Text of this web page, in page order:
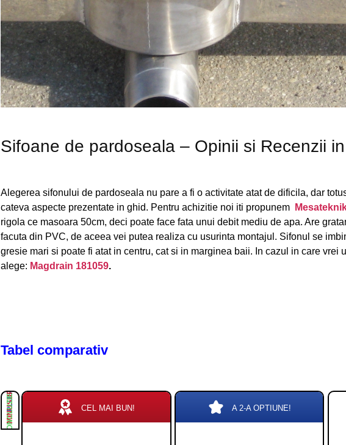
Sifoane de pardoseala – Opinii si Recenzii
Alegerea sifonului de pardoseala nu pare a fi o activitate atat de dificila, dar
cateva aspecte prezentate in ghid. Pentru achizitie noi iti propunem
rigola ce masoara 50cm, deci poate face fata unui debit mediu de apa. Are
facuta din PVC, de aceea vei putea realiza cu usurinta montajul. Sifonul se
gresie mari si poate fi atat in centru, cat si in marginea baii. In cazul in care vrei
alege: Magdrain 181059.
Tabel comparativ
PLUSURI
MINUSURI
CONCLUZIE CEL MAI BUN! A 2-A OPTIUNE!